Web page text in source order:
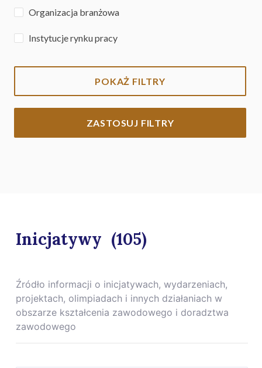
Organizacja branżowa
Instytucje rynku pracy
POKAŻ FILTRY
ZASTOSUJ FILTRY
Inicjatywy (105)
Źródło informacji o inicjatywach, wydarzeniach,
projektach, olimpiadach i innych działaniach w
obszarze kształcenia zawodowego i doradztwa
zawodowego